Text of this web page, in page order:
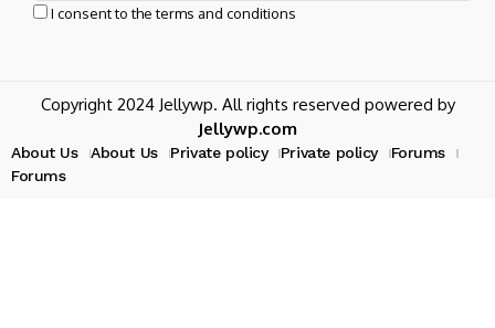
I consent to the terms and conditions
Copyright 2024 Jellywp. All rights reserved powered by
Jellywp.com
About Us About Us Private policy Private policy
Forums
Forums